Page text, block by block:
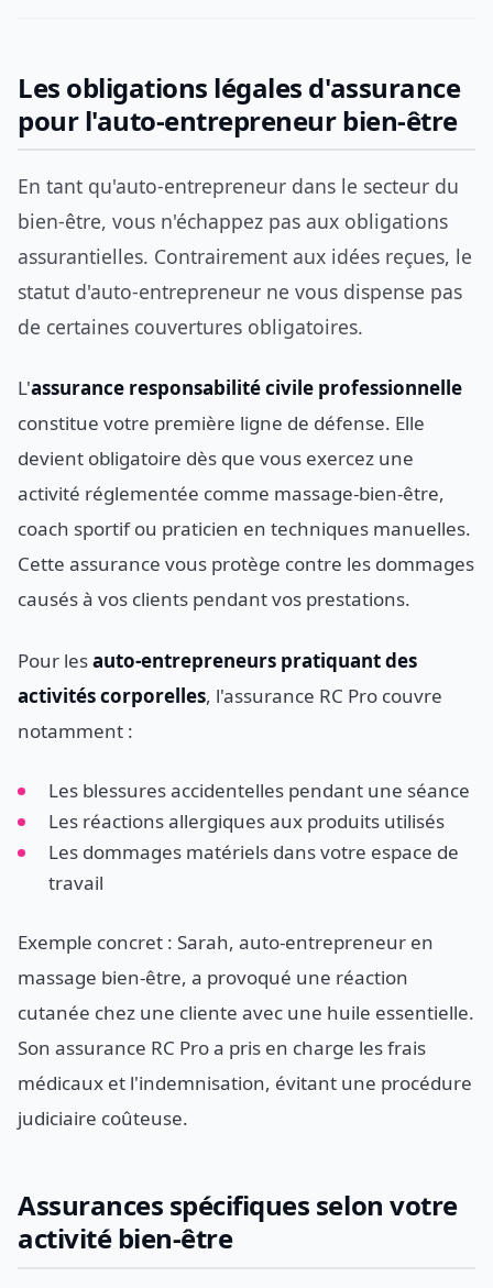
Les obligations légales d'assurance
pour l'auto-entrepreneur bien-être
En tant qu'auto-entrepreneur dans le secteur du
bien-être, vous n'échappez pas aux obligations
assurantielles. Contrairement aux idées reçues, le
statut d'auto-entrepreneur ne vous dispense pas
de certaines couvertures obligatoires.
L'assurance responsabilité civile professionnelle
constitue votre première ligne de défense. Elle
devient obligatoire dès que vous exercez une
activité réglementée comme massage-bien-être,
coach sportif ou praticien en techniques manuelles.
Cette assurance vous protège contre les dommages
causés à vos clients pendant vos prestations.
Pour lesauto-entrepreneurs pratiquant des
activités corporelles, l'assurance RC Pro couvre
notamment :
Les blessures accidentelles pendant une séance
Les réactions allergiques aux produits utilisés
Les dommages matériels dans votre espace de
travail
Exemple concret : Sarah, auto-entrepreneur en
massage bien-être, a provoqué une réaction
cutanée chez une cliente avec une huile essentielle.
Son assurance RC Pro a pris en charge les frais
médicaux et l'indemnisation, évitant une procédure
judiciaire coûteuse.
Assurances spécifiques selon votre
activité bien-être